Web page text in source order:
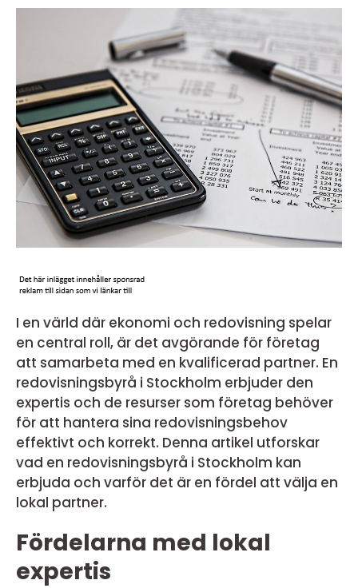
I en värld där ekonomi och redovisning spelar
en central roll, är det avgörande för företag
att samarbeta med en kvalificerad partner. En
redovisningsbyrå i Stockholm erbjuder den
expertis och de resurser som företag behöver
för att hantera sina redovisningsbehov
effektivt och korrekt. Denna artikel utforskar
vad en redovisningsbyrå i Stockholm kan
erbjuda och varför det är en fördel att välja en
lokal partner.
Fördelarna med lokal
expertis